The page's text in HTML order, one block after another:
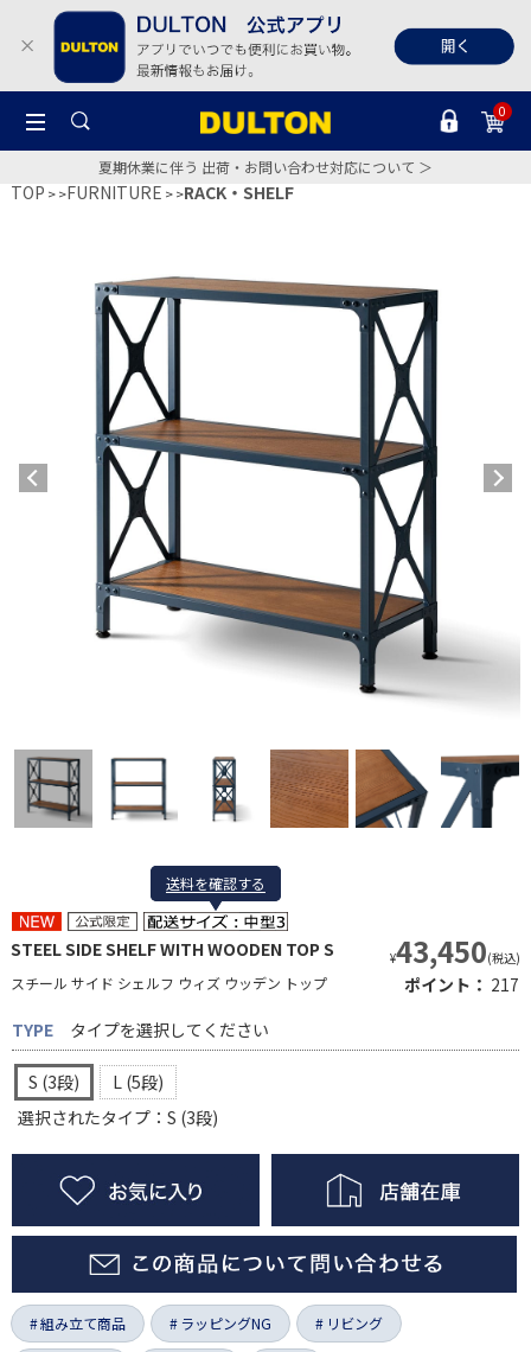
0
夏期休業に伴う 出荷・お問い合わせ対応について ＞
TOP >FURNITURE >RACK・SHELF
送料を確認する
送料を確認する
STEEL SIDE SHELF WITH WOODEN TOP S
スチール サイド シェルフ ウィズ ウッデン トップ
¥43,450(税込)
ポイント： 217
TYPE
タイプを選択してください
S (3段)
L (5段)
選択されたタイプ：S (3段)
組み立て商品 ラッピングNG リビング